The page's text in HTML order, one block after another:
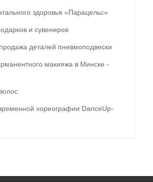
здоровья «Парацельс»
и сувениров
деталей пневмоподвески
макияжа в Минске -
хореографии DanceUp-